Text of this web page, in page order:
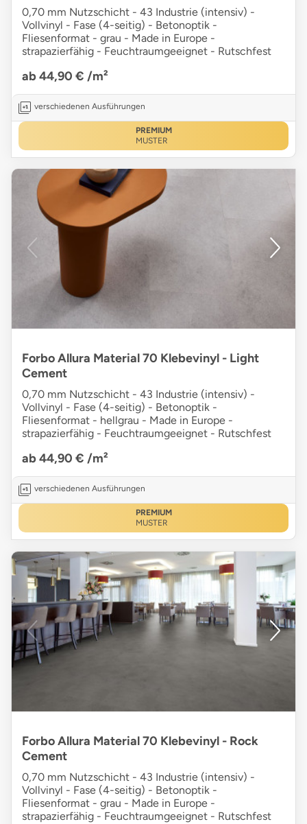
0,70 mm Nutzschicht - 43 Industrie (intensiv) -
Vollvinyl - Fase (4-seitig) - Betonoptik -
Fliesenformat - grau - Made in Europe -
strapazierfähig - Feuchtraumgeeignet - Rutschfest
ab 44,90 € /m²
verschiedenen Ausführungen
PREMIUM
MUSTER
Forbo Allura Material 70 Klebevinyl - Light
Cement
0,70 mm Nutzschicht - 43 Industrie (intensiv) -
Vollvinyl - Fase (4-seitig) - Betonoptik -
Fliesenformat - hellgrau - Made in Europe -
strapazierfähig - Feuchtraumgeeignet - Rutschfest
ab 44,90 € /m²
verschiedenen Ausführungen
PREMIUM
MUSTER
Forbo Allura Material 70 Klebevinyl - Rock
Cement
0,70 mm Nutzschicht - 43 Industrie (intensiv) -
Vollvinyl - Fase (4-seitig) - Betonoptik -
Fliesenformat - grau - Made in Europe -
strapazierfähig - Feuchtraumgeeignet - Rutschfest